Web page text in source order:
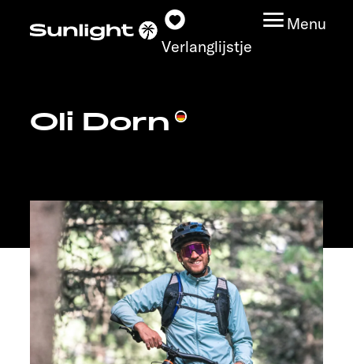
Verlanglijstje
Menu
Modeloverzicht
Vind jouw Sunlight
Vind jouw dealer
Ontdek
Service
Oli Dorn